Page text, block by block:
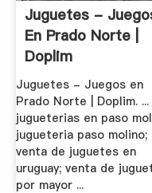
Juguetes -
En Prado Norte |
Doplim
Juguetes - Juegos en
Prado Norte | Doplim. ...
jugueterias en paso
jugueteria paso molino;
venta de juguetes en
uruguay; venta de
por mayor ...